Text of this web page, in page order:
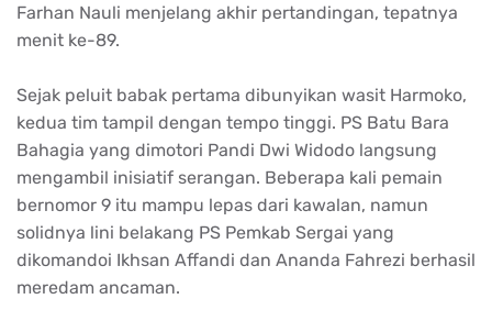
Farhan Nauli menjelang akhir pertandingan, tepatnya
menit ke-89.
Sejak peluit babak pertama dibunyikan wasit Harmoko,
kedua tim tampil dengan tempo tinggi. PS Batu Bara
Bahagia yang dimotori Pandi Dwi Widodo langsung
mengambil inisiatif serangan. Beberapa kali pemain
bernomor 9 itu mampu lepas dari kawalan, namun
solidnya lini belakang PS Pemkab Sergai yang
dikomandoi Ikhsan Affandi dan Ananda Fahrezi berhasil
meredam ancaman.